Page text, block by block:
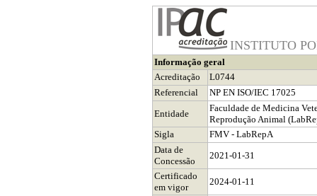
INSTITUTO
Informação geral
Acreditação
L0744
Referencial
NP EN ISO/IEC 17025
Entidade
Faculdade de Medicina
Reprodução Animal
Sigla
FMV - LabRepA
Data de
Concessão
2021-01-31
Certificado
em vigor
2024-01-11